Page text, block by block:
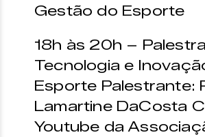
Gestão do Esporte
18h às 20h – Palestra
Tecnologia e
Esporte Palestrante:
Lamartine DaCosta
Youtube da